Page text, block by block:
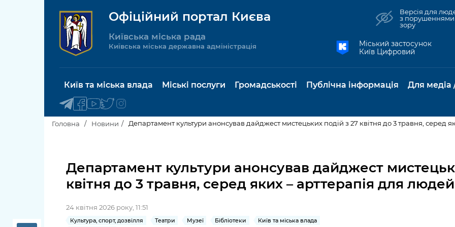
Офіційний портал Києва
Київська міська рада
Київська міська державна адміністрація
Версія для
з порушеннями
зору
Міський застосунок
Київ Цифровий
Київ та міська влада
Київська міська рада
Керівництво КМДА
Контактна інформація
Міські послуги
послуги
Пільги, субсидії та
Паспорт, свідоцтва та
земельні ділянки
Культура, спорт,
Громадськості
об'єднань
Громадські слухання
громадськістю
Громадська
Публічна інформація
публічної
інформації
база
Для медіа
Головна Новини Департамент культури анонсував дайджест мистецьких подій з 27 квітня до 3 травня, серед
Департамент культури анонсував дайджест
квітня до 3 травня, серед яких – арттерапія для людей
24 квітня 2026 року, 11:51
Культура, спорт, дозвілля Театри Музеї Бібліотеки
Київ та міська влада